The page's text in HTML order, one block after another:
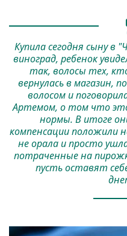
Купила сегодня сыну в
виноград, ребенок
так, волосы тех,
вернулась в магазин,
волосом и
Артемом, о том что
нормы. В итоге
компенсации положили
не орала и просто
потраченные на
пусть оставят